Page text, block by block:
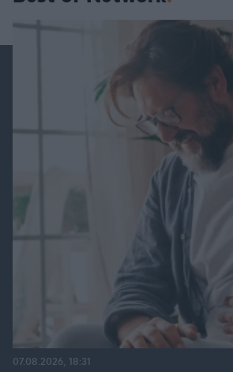
07.08.2026, 18:31